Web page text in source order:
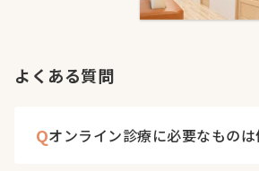
よくある質問
Qオンライン診療に必要なものは